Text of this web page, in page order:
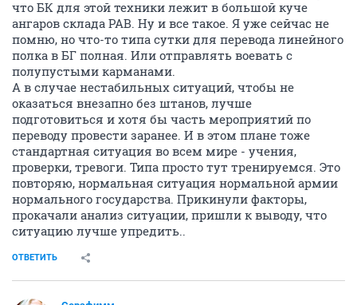
что БК для этой техники лежит в большой куче
ангаров склада РАВ. Ну и все такое. Я уже сейчас не
помню, но что-то типа сутки для перевода линейного
полка в БГ полная. Или отправлять воевать с
полупустыми карманами.
А в случае нестабильных ситуаций, чтобы не
оказаться внезапно без штанов, лучше
подготовиться и хотя бы часть мероприятий по
переводу провести заранее. И в этом плане тоже
стандартная ситуация во всем мире - учения,
проверки, тревоги. Типа просто тут тренируемся. Это
повторяю, нормальная ситуация нормальной армии
нормального государства. Прикинули факторы,
прокачали анализ ситуации, пришли к выводу, что
ситуацию лучше упредить..
ОТВЕТИТЬ